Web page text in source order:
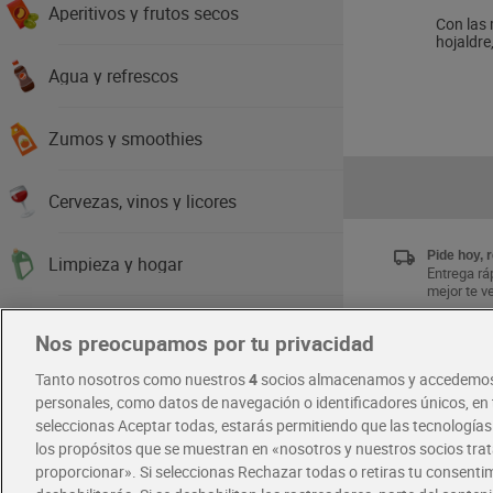
Aperitivos y frutos secos
Agua y refrescos
Zumos y smoothies
Cervezas, vinos y licores
Limpieza y hogar
Cabello y perfumería
Salud y parafarmacia
Con las
Pide hoy,
Entrega
mejor te
Disfruta
RECETAS
Nos preocupamos por tu privacidad
Tanto nosotros como nuestros4socios almacenamos y
personales, como datos de navegación o identificadores únicos,
seleccionas Aceptar todas, estarás permitiendo que las
los propósitos que se muestran en «nosotros y nuestros socios
proporcionar». Si seleccionas Rechazar todas o retiras tu